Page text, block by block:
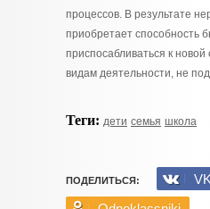
процессов. В результате
приобретает способность
приспосабливаться к
видам деятельности, не
Теги: дети семья школа
ПОДЕЛИТЬСЯ: